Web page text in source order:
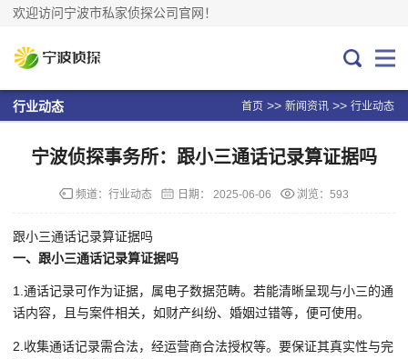
欢迎访问宁波市私家侦探公司官网！
首页 >> 新闻资讯 >> 行业动态
行业动态
宁波侦探事务所：跟小三通话记录算证据吗
频道： 行业动态 日期： 2025-06-06 浏览：593
跟小三通话记录算证据吗
一、跟小三通话记录算证据吗
1.通话记录可作为证据，属电子数据范畴。若能清晰呈现与小三的通
话内容，且与案件相关，如财产纠纷、婚姻过错等，便可使用。
2.收集通话记录需合法，经运营商合法授权等。要保证其真实性与完